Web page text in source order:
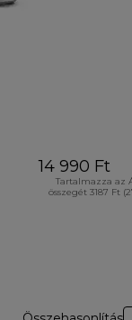
14 990 Ft
Tartalmazza az
összegét 3187 Ft